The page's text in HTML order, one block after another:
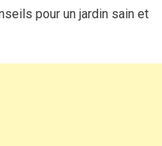
pour un jardin sain et